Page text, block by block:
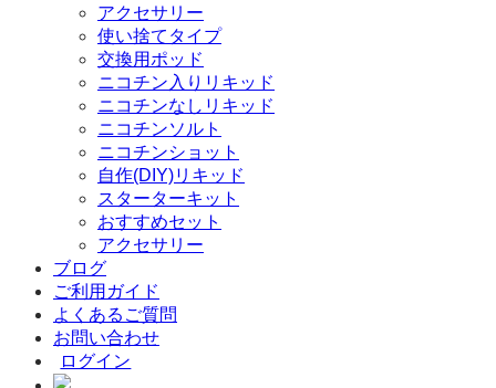
アクセサリー
使い捨てタイプ
交換用ポッド
ニコチン入りリキッド
ニコチンなしリキッド
ニコチンソルト
ニコチンショット
自作(DIY)リキッド
スターターキット
おすすめセット
アクセサリー
ブログ
ご利用ガイド
よくあるご質問
お問い合わせ
ログイン